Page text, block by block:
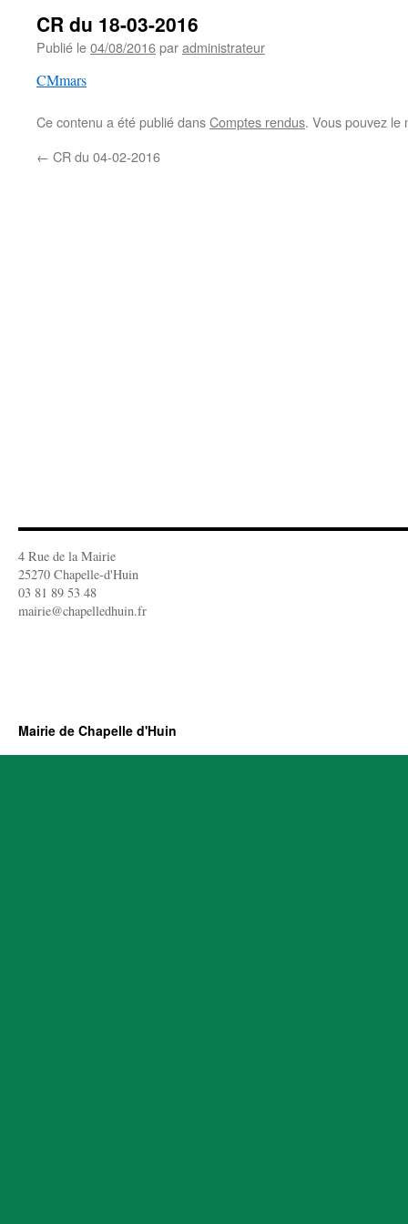
CR du 18-03-2016
Publié le04/08/2016paradministrateur
CMmars
Ce contenu a été publié dansComptes rendus. Vous pouvez
← CR du 04-02-2016
4 Rue de la Mairie
25270 Chapelle-d'Huin
03 81 89 53 48
mairie@chapelledhuin.fr
Mairie de Chapelle d'Huin